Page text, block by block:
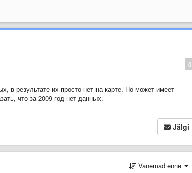
0
в результате их просто нет на карте. Но может имеет
что за 2009 год нет данных.
Jälgi
Vanemad enne